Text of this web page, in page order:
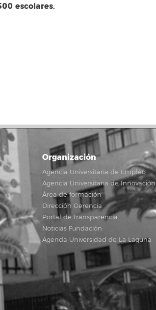
escolares.
Organización
Agencia Universitaria de Empleo
Agencia Universitaria de Innovación
Área de formación
Dirección Gerencia
Portal de transparencia
Noticias Fundación
Agenda Universidad de La Laguna